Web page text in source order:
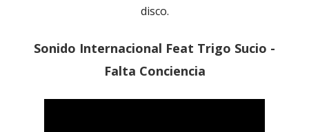
disco.
Sonido Internacional Feat Trigo Sucio -
Falta Conciencia